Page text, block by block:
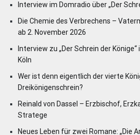
Interview im Domradio über „Der
Die Chemie des Verbrechens –
ab 2. November 2026
Interview zu „Der Schrein der
Köln
Wer ist denn eigentlich der vierte
Dreikönigenschrein?
Reinald von Dassel – Erzbischof,
Stratege
Neues Leben für zwei Romane: „Die